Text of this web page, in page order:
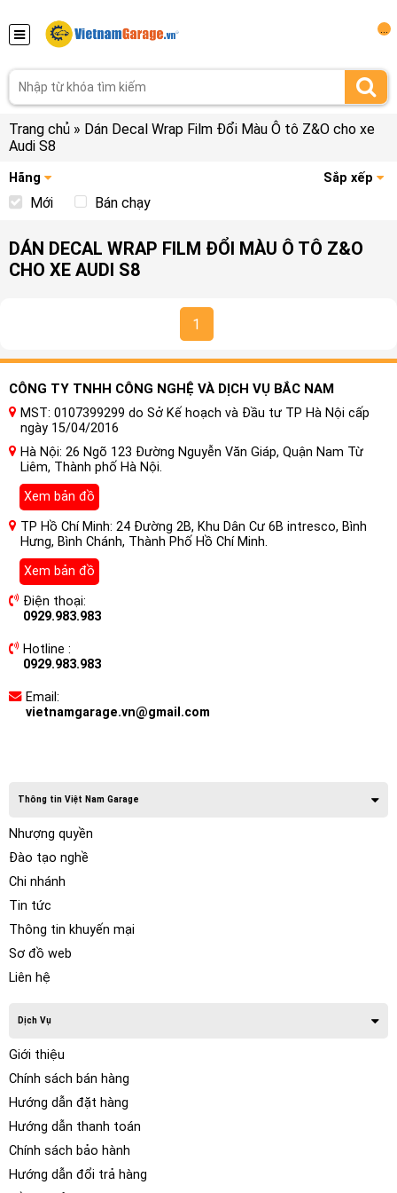
Trang chủ » Dán Decal Wrap Film Đổi Màu Ô tô Z&O cho xe
Audi S8
Hãng Sắp xếp
Mới Bán chạy
DÁN DECAL WRAP FILM ĐỔI MÀU Ô TÔ Z&O
CHO XE AUDI S8
1
CÔNG TY TNHH CÔNG NGHỆ VÀ DỊCH VỤ BẮC NAM
MST: 0107399299 do Sở Kế hoạch và Đầu tư TP Hà Nội cấp
ngày 15/04/2016
Hà Nội: 26 Ngõ 123 Đường Nguyễn Văn Giáp, Quận Nam Từ
Liêm, Thành phố Hà Nội.
Xem bản đồ
TP Hồ Chí Minh: 24 Đường 2B, Khu Dân Cư 6B intresco, Bình
Hưng, Bình Chánh, Thành Phố Hồ Chí Minh.
Xem bản đồ
Điện thoại:
0929.983.983
Hotline :
0929.983.983
Email:
vietnamgarage.vn@gmail.com
Thông tin Việt Nam Garage
Nhượng quyền
Đào tạo nghề
Chi nhánh
Tin tức
Thông tin khuyến mại
Sơ đồ web
Liên hệ
Dịch Vụ
Giới thiệu
Chính sách bán hàng
Hướng dẫn đặt hàng
Hướng dẫn thanh toán
Chính sách bảo hành
Hướng dẫn đổi trả hàng